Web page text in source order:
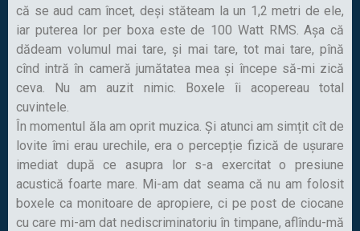
că se aud cam încet, deși stăteam la un 1,2 metri de ele,
iar puterea lor per boxa este de 100 Watt RMS. Așa că
dădeam volumul mai tare, și mai tare, tot mai tare, pînă
cînd intră în cameră jumătatea mea și începe să-mi zică
ceva. Nu am auzit nimic. Boxele îi acopereau total
cuvintele.
În momentul ăla am oprit muzica. Și atunci am simțit cît de
lovite îmi erau urechile, era o percepție fizică de ușurare
imediat după ce asupra lor s-a exercitat o presiune
acustică foarte mare. Mi-am dat seama că nu am folosit
boxele ca monitoare de apropiere, ci pe post de ciocane
cu care mi-am dat nediscriminatoriu în timpane, aflîndu-mă